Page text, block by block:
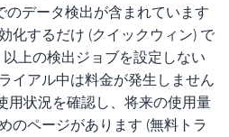
のデータ検出が含まれています
化するだけ (クイックウィン) で
以上の検出ジョブを設定しない
イアル中は料金が発生しません
用状況を確認し、将来の使用量
のページがあります (無料トラ